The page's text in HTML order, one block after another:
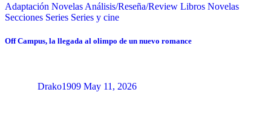
Adaptación Novelas Análisis/Reseña/Review Libros Novelas
Secciones Series Series y cine
Off Campus, la llegada al olimpo de un nuevo romance
Drako1909 May 11, 2026